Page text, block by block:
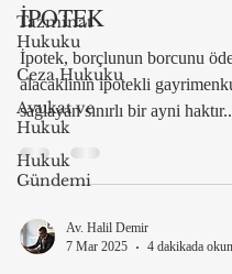
Tazminat
Hukuku
Ceza Hukuku
Avukat ve
Hukuk
Hukuk
Gündemi
İPOTEK
İpotek, borçlunun borcunu
alacaklının ipotekli
sağlayan sınırlı bir ayni
Av. Halil Demir
7 Mar 2025
4 dakikada